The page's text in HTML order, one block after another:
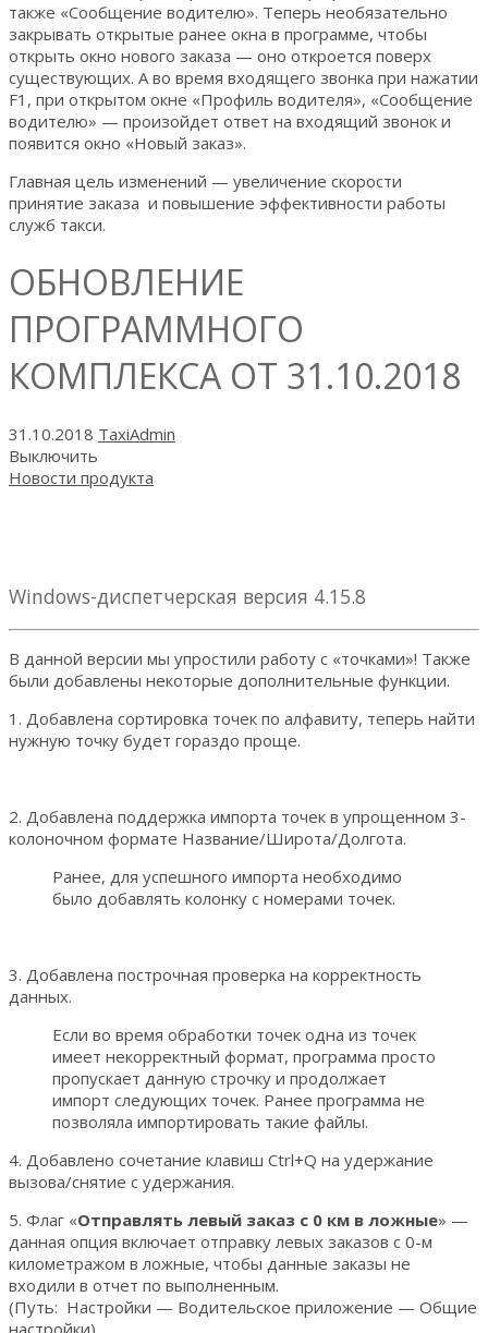
также «Сообщение водителю». Теперь необязательно
закрывать открытые ранее окна в программе, чтобы
открыть окно нового заказа — оно откроется поверх
существующих. А во время входящего звонка при нажатии
F1, при открытом окне «Профиль водителя», «Сообщение
водителю» — произойдет ответ на входящий звонок и
появится окно «Новый заказ».
Главная цель изменений — увеличение скорости
принятие заказа и повышение эффективности работы
служб такси.
ОБНОВЛЕНИЕ
ПРОГРАММНОГО
КОМПЛЕКСА ОТ 31.10.2018
31.10.2018 TaxiAdmin
Выключить
Новости продукта
Windows-диспетчерская версия 4.15.8
В данной версии мы упростили работу с «точками»! Также
были добавлены некоторые дополнительные функции.
1. Добавлена сортировка точек по алфавиту, теперь найти
нужную точку будет гораздо проще.
2. Добавлена поддержка импорта точек в упрощенном 3-
колоночном формате Название/Широта/Долгота.
Ранее, для успешного импорта необходимо
было добавлять колонку с номерами точек.
3. Добавлена построчная проверка на корректность
данных.
Если во время обработки точек одна из точек
имеет некорректный формат, программа просто
пропускает данную строчку и продолжает
импорт следующих точек. Ранее программа не
позволяла импортировать такие файлы.
4. Добавлено сочетание клавиш Ctrl+Q на удержание
вызова/снятие с удержания.
5. Флаг «Отправлять левый заказ с 0 км в ложные» —
данная опция включает отправку левых заказов с 0-м
километражом в ложные, чтобы данные заказы не
входили в отчет по выполненным.
(Путь: Настройки — Водительское приложение — Общие
настройки)